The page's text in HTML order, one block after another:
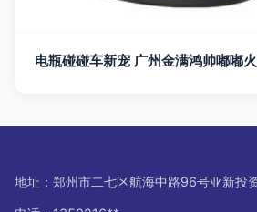
电瓶碰碰车新宠 广州金满鸿帅嘟嘟
地址：郑州市二七区航海中路96号亚新投